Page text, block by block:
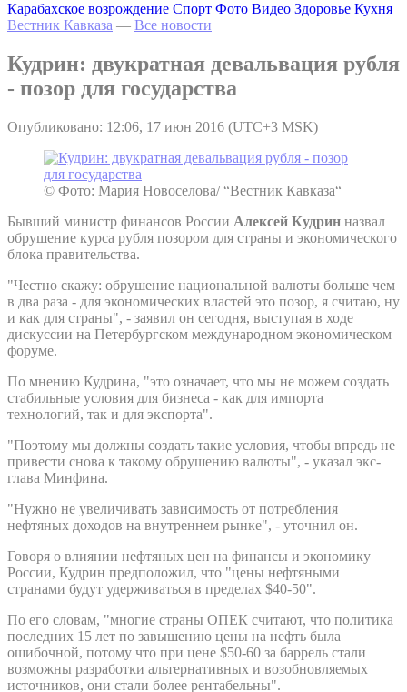
Карабахское возрождение Спорт Фото Видео Здоровье Кухня
Вестник Кавказа — Все новости
Кудрин: двукратная девальвация рубля
- позор для государства
Опубликовано: 12:06, 17 июн 2016 (UTC+3 MSK)
© Фото: Мария Новоселова/ “Вестник Кавказа“
Бывший министр финансов России Алексей Кудрин назвал
обрушение курса рубля позором для страны и экономического
блока правительства.
"Честно скажу: обрушение национальной валюты больше чем
в два раза - для экономических властей это позор, я считаю, ну
и как для страны", - заявил он сегодня, выступая в ходе
дискуссии на Петербургском международном экономическом
форуме.
По мнению Кудрина, "это означает, что мы не можем создать
стабильные условия для бизнеса - как для импорта
технологий, так и для экспорта".
"Поэтому мы должны создать такие условия, чтобы впредь не
привести снова к такому обрушению валюты", - указал экс-
глава Минфина.
"Нужно не увеличивать зависимость от потребления
нефтяных доходов на внутреннем рынке", - уточнил он.
Говоря о влиянии нефтяных цен на финансы и экономику
России, Кудрин предположил, что "цены нефтяными
странами будут удерживаться в пределах $40-50".
По его словам, "многие страны ОПЕК считают, что политика
последних 15 лет по завышению цены на нефть была
ошибочной, потому что при цене $50-60 за баррель стали
возможны разработки альтернативных и возобновляемых
источников, они стали более рентабельны".